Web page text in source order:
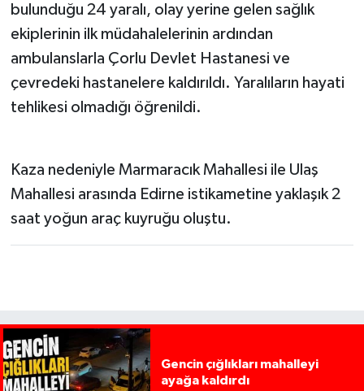
bulunduğu 24 yaralı, olay yerine gelen sağlık
ekiplerinin ilk müdahalelerinin ardından
ambulanslarla Çorlu Devlet Hastanesi ve
çevredeki hastanelere kaldırıldı. Yaralıların hayati
tehlikesi olmadığı öğrenildi.
Kaza nedeniyle Marmaracık Mahallesi ile Ulaş
Mahallesi arasında Edirne istikametine yaklaşık 2
saat yoğun araç kuyruğu oluştu.
Gencin çığlıkları mahalleyi
ayağa kaldırdı